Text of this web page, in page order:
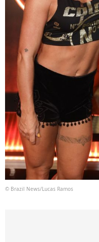
© Brazil News/Lucas Ramos